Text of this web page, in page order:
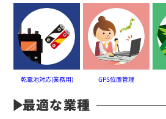
定価:16,000円(税別)
※EK-304-ST
※イヤホンプラグサイズ2.5φ
※イヤホン付属
乾電池対応(業務用) GPS位置管理
最適な業種